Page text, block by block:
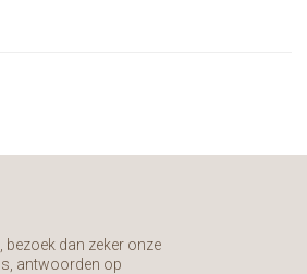
dan zeker onze
antwoorden op